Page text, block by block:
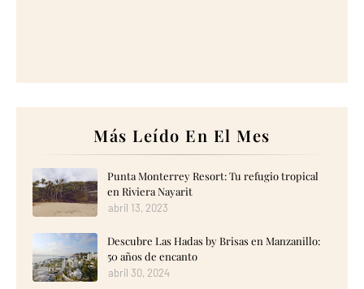
Más Leído En El Mes
Punta Monterrey Resort: Tu refugio tropical
en Riviera Nayarit
abril 13, 2023
Descubre Las Hadas by Brisas en Manzanillo:
50 años de encanto
abril 30, 2024